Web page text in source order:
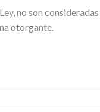
no son
otorgante.